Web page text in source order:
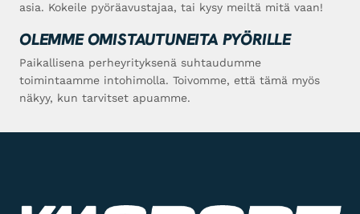
asia. Kokeile pyöräavustajaa, tai kysy meiltä mitä vaan!
OLEMME OMISTAUTUNEITA PYÖRILLE
Paikallisena perheyrityksenä suhtaudumme
toimintaamme intohimolla. Toivomme, että tämä myös
näkyy, kun tarvitset apuamme.